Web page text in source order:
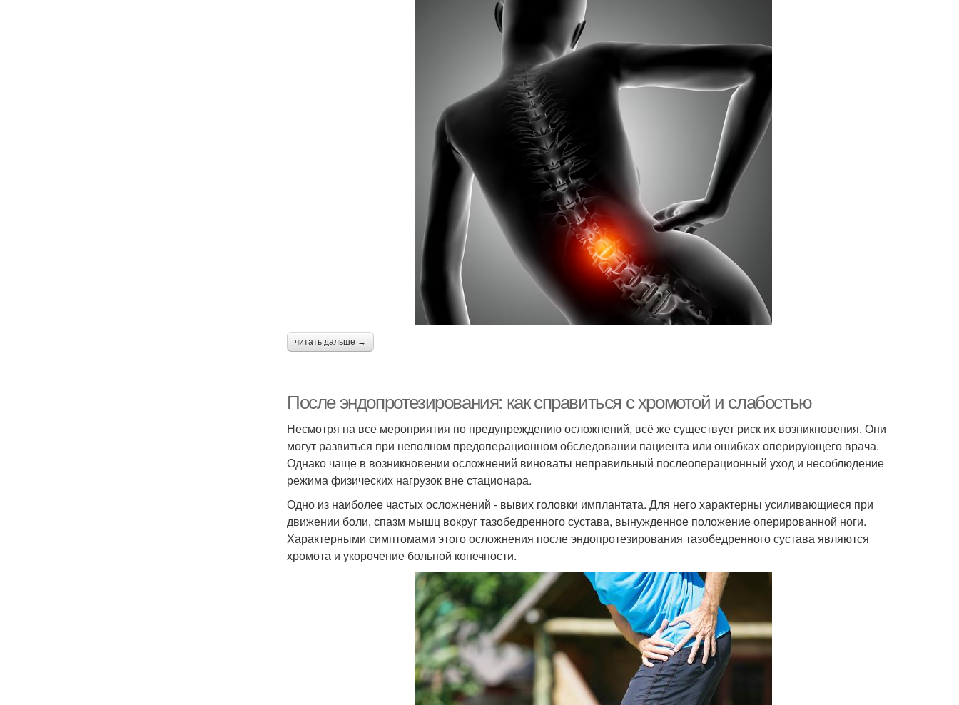
читать дальше →
После эндопротезирования: как справиться с хромотой и слабостью
Несмотря на все мероприятия по предупреждению осложнений, всё же существует риск их возникновения. Они
могут развиться при неполном предоперационном обследовании пациента или ошибках оперирующего врача.
Однако чаще в возникновении осложнений виноваты неправильный послеоперационный уход и несоблюдение
режима физических нагрузок вне стационара.
Одно из наиболее частых осложнений - вывих головки имплантата. Для него характерны усиливающиеся при
движении боли, спазм мышц вокруг тазобедренного сустава, вынужденное положение оперированной ноги.
Характерными симптомами этого осложнения после эндопротезирования тазобедренного сустава являются
хромота и укорочение больной конечности.